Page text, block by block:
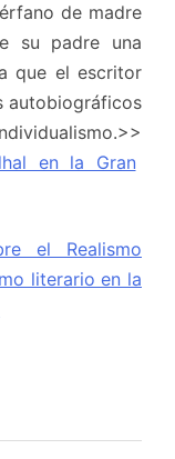
de madre
su padre una
que el escritor
autobiográficos
en la Gran
el Realismo
literario en la